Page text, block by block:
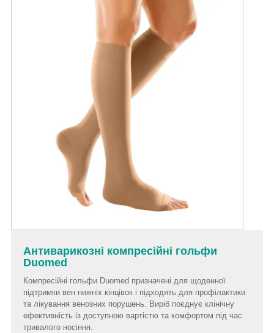
Антиварикозні компресійні гольфи
Duomed
Компресійні гольфи Duomed призначені для щоденної
підтримки вен нижніх кінцівок і підходять для профілактики
та лікування венозних порушень. Виріб поєднує клінічну
ефективність із доступною вартістю та комфортом під час
тривалого носіння.